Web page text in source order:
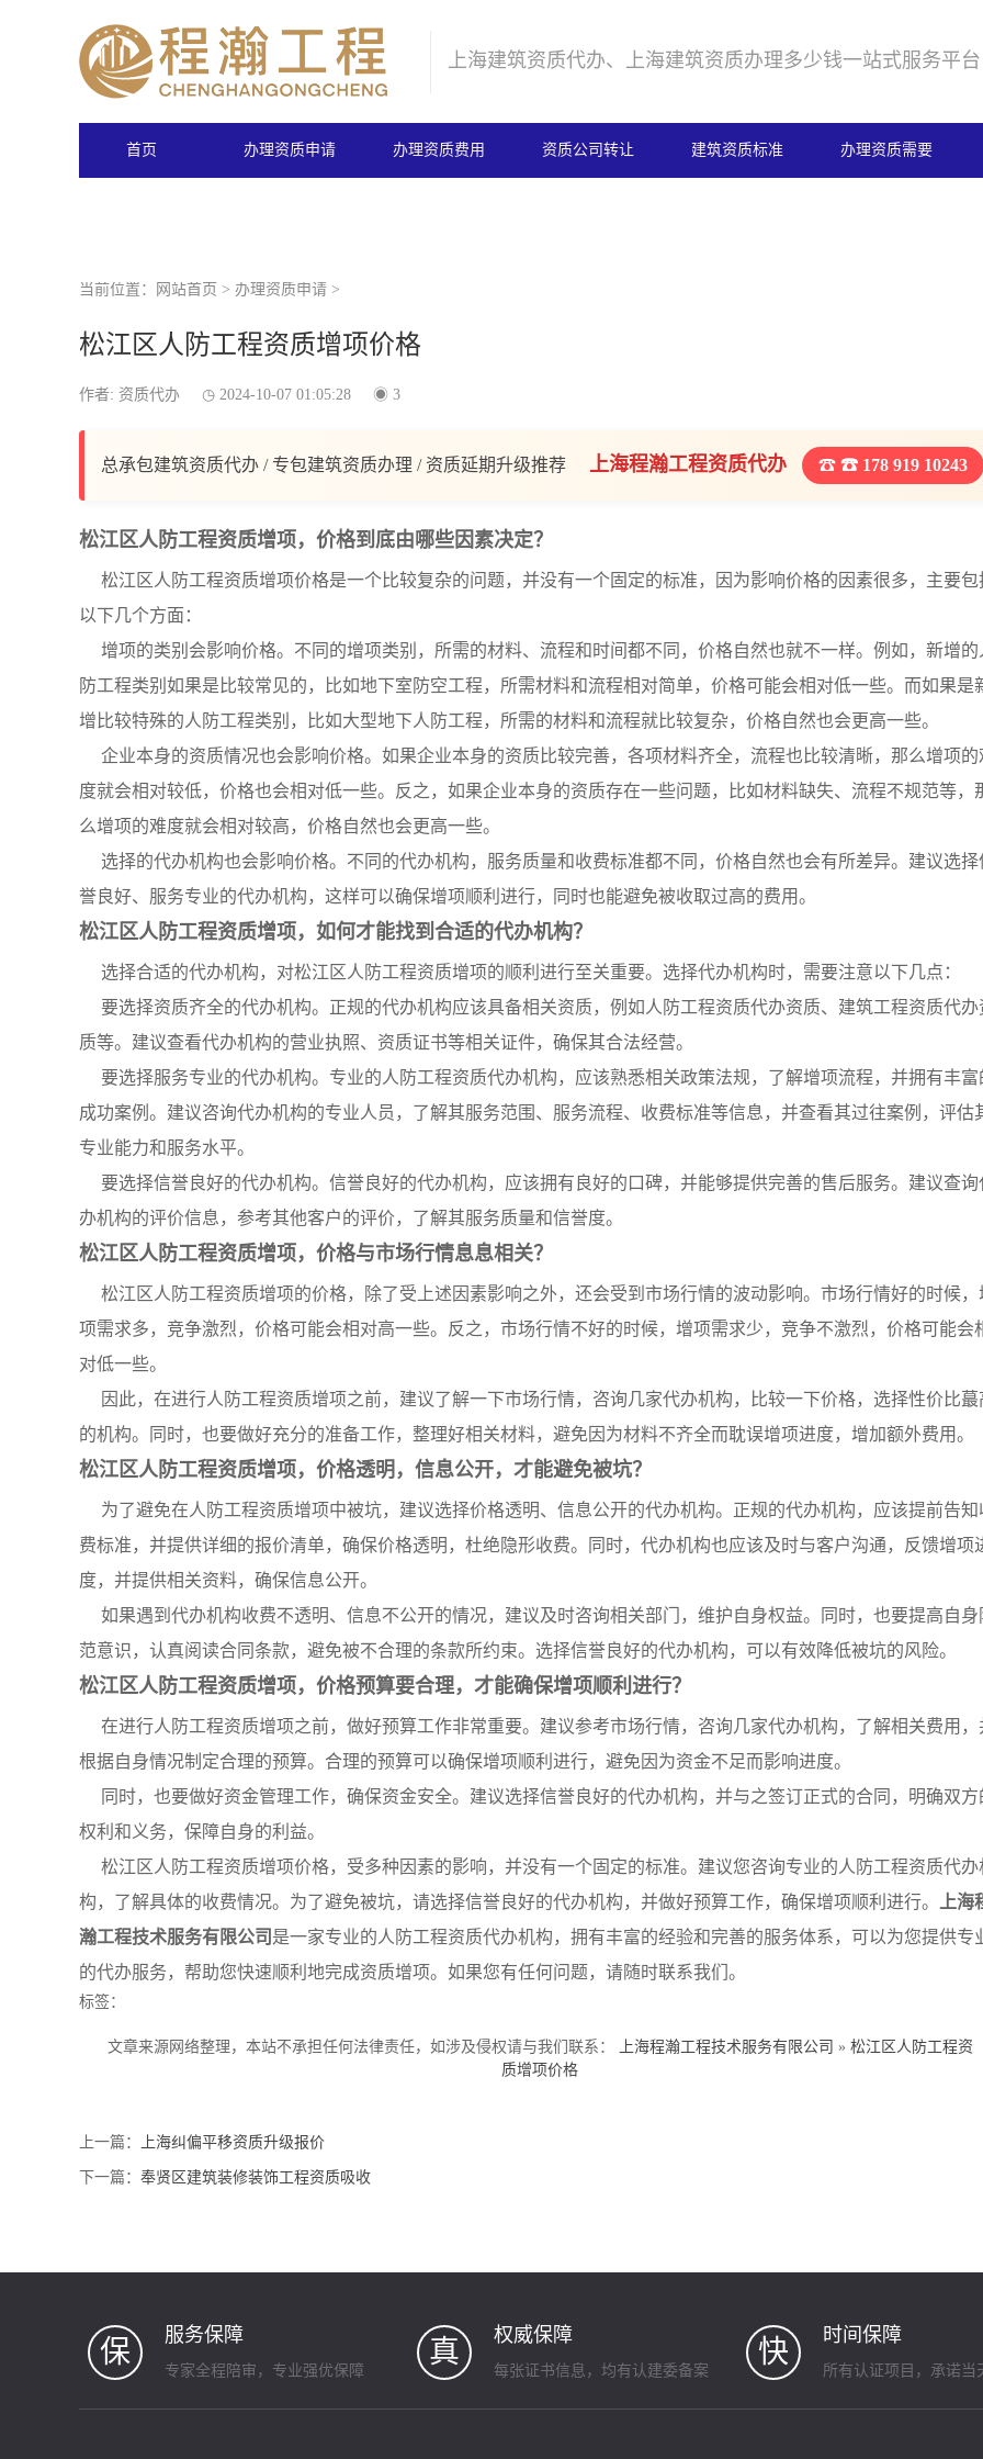
上海建筑资质代办、上海建筑资质办理多少钱一站式服务平台
首页 办理资质申请 办理资质费用 资质公司转让 建筑资质标准 办理资质需要
当前位置： 网站首页 > 办理资质申请 >
松江区人防工程资质增项价格
作者: 资质代办 2024-10-07 01:05:28 3
总承包建筑资质代办 / 专包建筑资质办理 / 资质延期升级推荐 上海程瀚工程资质代办 ☎ 178 919 10243
松江区人防工程资质增项，价格到底由哪些因素决定？
松江区人防工程资质增项价格是一个比较复杂的问题，并没有一个固定的标准，因为影响价格的因素很多，主要包
以下几个方面：
增项的类别会影响价格。不同的增项类别，所需的材料、流程和时间都不同，价格自然也就不一样。例如，新增的
防工程类别如果是比较常见的，比如地下室防空工程，所需材料和流程相对简单，价格可能会相对低一些。而如果是
增比较特殊的人防工程类别，比如大型地下人防工程，所需的材料和流程就比较复杂，价格自然也会更高一些。
企业本身的资质情况也会影响价格。如果企业本身的资质比较完善，各项材料齐全，流程也比较清晰，那么增项的
度就会相对较低，价格也会相对低一些。反之，如果企业本身的资质存在一些问题，比如材料缺失、流程不规范等，
么增项的难度就会相对较高，价格自然也会更高一些。
选择的代办机构也会影响价格。不同的代办机构，服务质量和收费标准都不同，价格自然也会有所差异。建议选择
誉良好、服务专业的代办机构，这样可以确保增项顺利进行，同时也能避免被收取过高的费用。
松江区人防工程资质增项，如何才能找到合适的代办机构？
选择合适的代办机构，对松江区人防工程资质增项的顺利进行至关重要。选择代办机构时，需要注意以下几点：
要选择资质齐全的代办机构。正规的代办机构应该具备相关资质，例如人防工程资质代办资质、建筑工程资质代办
质等。建议查看代办机构的营业执照、资质证书等相关证件，确保其合法经营。
要选择服务专业的代办机构。专业的人防工程资质代办机构，应该熟悉相关政策法规，了解增项流程，并拥有丰富
成功案例。建议咨询代办机构的专业人员，了解其服务范围、服务流程、收费标准等信息，并查看其过往案例，评估
专业能力和服务水平。
要选择信誉良好的代办机构。信誉良好的代办机构，应该拥有良好的口碑，并能够提供完善的售后服务。建议查询
办机构的评价信息，参考其他客户的评价，了解其服务质量和信誉度。
松江区人防工程资质增项，价格与市场行情息息相关？
松江区人防工程资质增项的价格，除了受上述因素影响之外，还会受到市场行情的波动影响。市场行情好的时候，
项需求多，竞争激烈，价格可能会相对高一些。反之，市场行情不好的时候，增项需求少，竞争不激烈，价格可能会
对低一些。
因此，在进行人防工程资质增项之前，建议了解一下市场行情，咨询几家代办机构，比较一下价格，选择性价比蕞
的机构。同时，也要做好充分的准备工作，整理好相关材料，避免因为材料不齐全而耽误增项进度，增加额外费用。
松江区人防工程资质增项，价格透明，信息公开，才能避免被坑？
为了避免在人防工程资质增项中被坑，建议选择价格透明、信息公开的代办机构。正规的代办机构，应该提前告知
费标准，并提供详细的报价清单，确保价格透明，杜绝隐形收费。同时，代办机构也应该及时与客户沟通，反馈增项
度，并提供相关资料，确保信息公开。
如果遇到代办机构收费不透明、信息不公开的情况，建议及时咨询相关部门，维护自身权益。同时，也要提高自身
范意识，认真阅读合同条款，避免被不合理的条款所约束。选择信誉良好的代办机构，可以有效降低被坑的风险。
松江区人防工程资质增项，价格预算要合理，才能确保增项顺利进行？
在进行人防工程资质增项之前，做好预算工作非常重要。建议参考市场行情，咨询几家代办机构，了解相关费用，
根据自身情况制定合理的预算。合理的预算可以确保增项顺利进行，避免因为资金不足而影响进度。
同时，也要做好资金管理工作，确保资金安全。建议选择信誉良好的代办机构，并与之签订正式的合同，明确双方
权利和义务，保障自身的利益。
松江区人防工程资质增项价格，受多种因素的影响，并没有一个固定的标准。建议您咨询专业的人防工程资质代办
构，了解具体的收费情况。为了避免被坑，请选择信誉良好的代办机构，并做好预算工作，确保增项顺利进行。
上海
瀚工程技术服务有限公司 是一家专业的人防工程资质代办机构，拥有丰富的经验和完善的服务体系，可以为您提供专
的代办服务，帮助您快速顺利地完成资质增项。如果您有任何问题，请随时联系我们。
标签：
文章来源网络整理，本站不承担任何法律责任，如涉及侵权请与我们联系： 上海程瀚工程技术服务有限公司 » 松江区人防工程资
质增项价格
上一篇： 上海纠偏平移资质升级报价
下一篇： 奉贤区建筑装修装饰工程资质吸收
保 服务保障
专家全程陪审，专业强优保障
真 权威保障
每张证书信息，均有认建委备案
快 时间保障
所有认证项目，承诺当